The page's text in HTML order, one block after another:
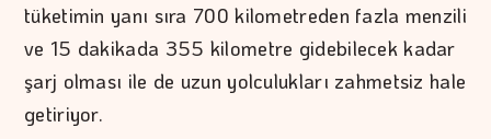
tüketimin yanı sıra 700 kilometreden fazla menzili
ve 15 dakikada 355 kilometre gidebilecek kadar
şarj olması ile de uzun yolculukları zahmetsiz hale
getiriyor.